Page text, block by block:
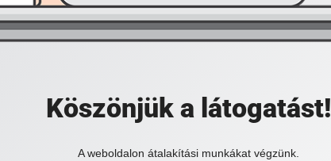
Köszönjük a látogatást!
A weboldalon átalakítási munkákat végzünk.